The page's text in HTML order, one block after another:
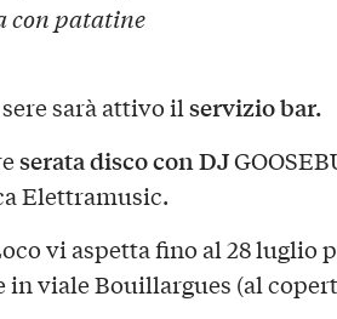
con patatine
sarà attivo ilservizio bar.
serata disco con DJ
Elettramusic.
vi aspetta fino al 28 luglio
in viale Bouillargues (al